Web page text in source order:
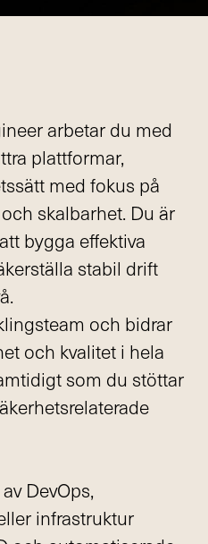
arbetar du med
plattformar,
med fokus på
skalbarhet. Du är
bygga effektiva
stabil drift
och bidrar
och kvalitet i hela
som du stöttar
DevOps,
infrastruktur